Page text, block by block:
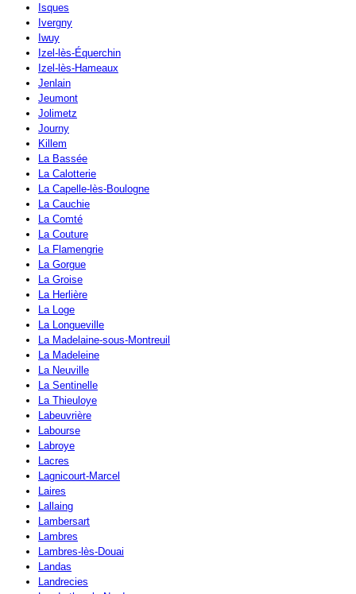
Isques
Ivergny
Iwuy
Izel-lès-Équerchin
Izel-lès-Hameaux
Jenlain
Jeumont
Jolimetz
Journy
Killem
La Bassée
La Calotterie
La Capelle-lès-Boulogne
La Cauchie
La Comté
La Couture
La Flamengrie
La Gorgue
La Groise
La Herlière
La Loge
La Longueville
La Madelaine-sous-Montreuil
La Madeleine
La Neuville
La Sentinelle
La Thieuloye
Labeuvrière
Labourse
Labroye
Lacres
Lagnicourt-Marcel
Laires
Lallaing
Lambersart
Lambres
Lambres-lès-Douai
Landas
Landrecies